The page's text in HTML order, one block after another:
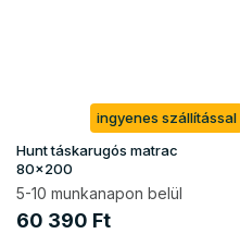
ingyenes szállítással
Hunt táskarugós matrac
80x200
5-10 munkanapon belül
60 390 Ft